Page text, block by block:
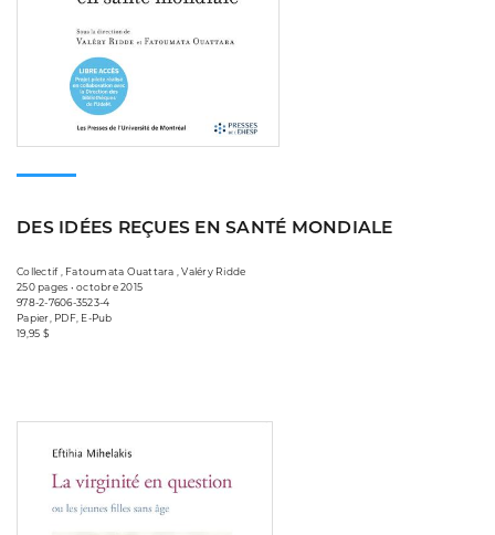
DES IDÉES REÇUES EN SANTÉ MONDIALE
Collectif , Fatoumata Ouattara , Valéry Ridde
250 pages • octobre 2015
978-2-7606-3523-4
Papier, PDF, E-Pub
19,95 $